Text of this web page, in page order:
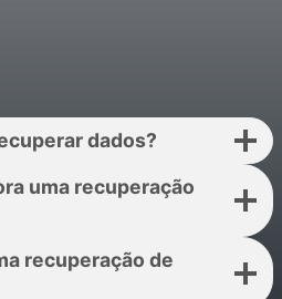
dados?
uma recuperação
recuperação de